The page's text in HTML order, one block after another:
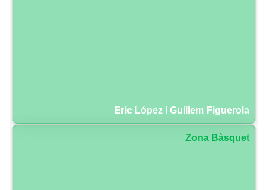
Eric López i Guillem Figuerola
Zona Bàsquet